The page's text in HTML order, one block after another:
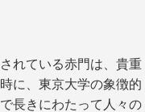
れている赤門は、貴重
に、東京大学の象徴的
長きにわたって人々の